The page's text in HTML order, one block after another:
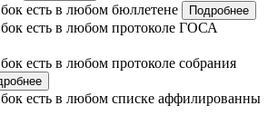
есть в любом бюллетене Подробнее
есть в любом протоколе ГОСА
есть в любом протоколе собрания
есть в любом списке аффилированны